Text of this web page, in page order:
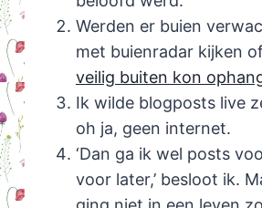
Werden er buien
met buienradar kijken
veilig buiten kon
Ik wilde blogposts live
oh ja, geen internet.
‘Dan ga ik wel posts
voor later,’ besloot ik.